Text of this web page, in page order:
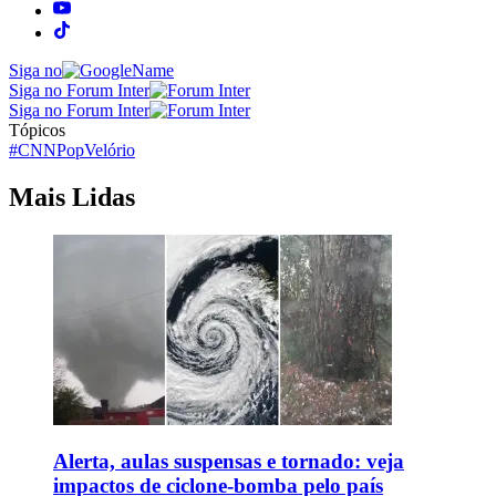
Siga no
Siga no Forum Inter
Siga no Forum Inter
Tópicos
#CNNPopVelório
Mais Lidas
Alerta, aulas suspensas e tornado: veja
impactos de ciclone-bomba pelo país